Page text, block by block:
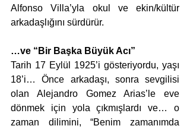
Alfonso Villa’yla okul ve ekin/kültür
arkadaşlığını sürdürür.
…ve “Bir Başka Büyük Acı”
Tarih 17 Eylül 1925’i gösteriyordu, yaşı
18’i… Önce arkadaşı, sonra sevgilisi
olan Alejandro Gomez Arias’le eve
dönmek için yola çıkmışlardı ve… o
zaman dilimini, “Benim zamanımda